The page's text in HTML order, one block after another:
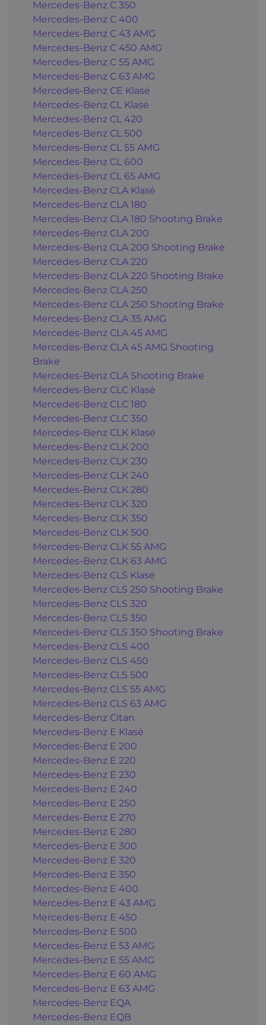
Mercedes-Benz C 350
Mercedes-Benz C 400
Mercedes-Benz C 43 AMG
Mercedes-Benz C 450 AMG
Mercedes-Benz C 55 AMG
Mercedes-Benz C 63 AMG
Mercedes-Benz CE Klasė
Mercedes-Benz CL Klasė
Mercedes-Benz CL 420
Mercedes-Benz CL 500
Mercedes-Benz CL 55 AMG
Mercedes-Benz CL 600
Mercedes-Benz CL 65 AMG
Mercedes-Benz CLA Klasė
Mercedes-Benz CLA 180
Mercedes-Benz CLA 180 Shooting Brake
Mercedes-Benz CLA 200
Mercedes-Benz CLA 200 Shooting Brake
Mercedes-Benz CLA 220
Mercedes-Benz CLA 220 Shooting Brake
Mercedes-Benz CLA 250
Mercedes-Benz CLA 250 Shooting Brake
Mercedes-Benz CLA 35 AMG
Mercedes-Benz CLA 45 AMG
Mercedes-Benz CLA 45 AMG Shooting
Brake
Mercedes-Benz CLA Shooting Brake
Mercedes-Benz CLC Klasė
Mercedes-Benz CLC 180
Mercedes-Benz CLC 350
Mercedes-Benz CLK Klasė
Mercedes-Benz CLK 200
Mercedes-Benz CLK 230
Mercedes-Benz CLK 240
Mercedes-Benz CLK 280
Mercedes-Benz CLK 320
Mercedes-Benz CLK 350
Mercedes-Benz CLK 500
Mercedes-Benz CLK 55 AMG
Mercedes-Benz CLK 63 AMG
Mercedes-Benz CLS Klasė
Mercedes-Benz CLS 250 Shooting Brake
Mercedes-Benz CLS 320
Mercedes-Benz CLS 350
Mercedes-Benz CLS 350 Shooting Brake
Mercedes-Benz CLS 400
Mercedes-Benz CLS 450
Mercedes-Benz CLS 500
Mercedes-Benz CLS 55 AMG
Mercedes-Benz CLS 63 AMG
Mercedes-Benz Citan
Mercedes-Benz E Klasė
Mercedes-Benz E 200
Mercedes-Benz E 220
Mercedes-Benz E 230
Mercedes-Benz E 240
Mercedes-Benz E 250
Mercedes-Benz E 270
Mercedes-Benz E 280
Mercedes-Benz E 300
Mercedes-Benz E 320
Mercedes-Benz E 350
Mercedes-Benz E 400
Mercedes-Benz E 43 AMG
Mercedes-Benz E 450
Mercedes-Benz E 500
Mercedes-Benz E 53 AMG
Mercedes-Benz E 55 AMG
Mercedes-Benz E 60 AMG
Mercedes-Benz E 63 AMG
Mercedes-Benz EQA
Mercedes-Benz EQB